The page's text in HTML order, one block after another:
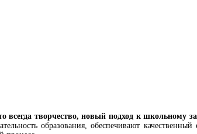
всегда творчество, новый подход к школьному
образования, обеспечивают